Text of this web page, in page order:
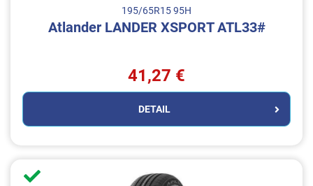
195/65R15 95H
Atlander LANDER XSPORT ATL33#
41,27 €
DETAIL